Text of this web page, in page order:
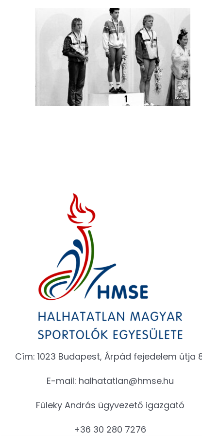
Cím: 1023 Budapest, Árpád fejedelem útja
E-mail: halhatatlan@hmse.hu
Füleky András ügyvezető igazgató
+36 30 280 7276